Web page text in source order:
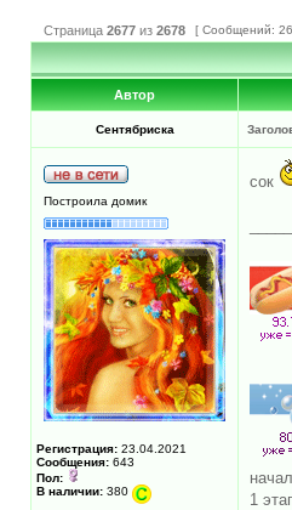
Страница 2677 из 2678 [ Сообщений:
Автор
Сентябриска
Построила домик
Регистрация: 23.04.2021
Сообщения: 643
Пол:
В наличии: 380
сок
1